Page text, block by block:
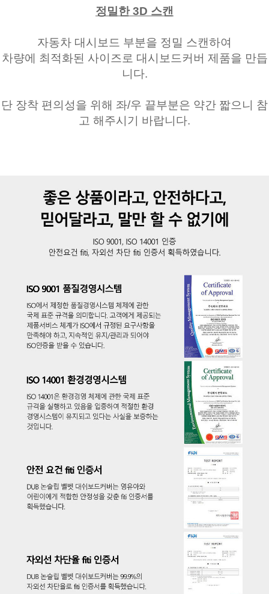
정밀한 3D 스캔
자동차 대시보드 부분을 정밀 스캔하여
차량에 최적화된 사이즈로 대시보드커버 제품을 만듭
니다.
단 장착 편의성을 위해 좌/우 끝부분은 약간 짧으니 참
고 해주시기 바랍니다.